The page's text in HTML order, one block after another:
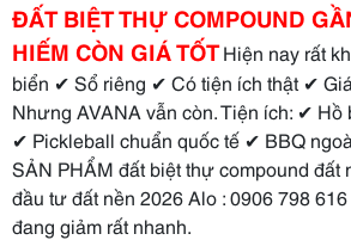
ĐẤT BIỆT THỰ COMPOUND
HIẾM CÒN GIÁ TỐTHiện nay rất
biển ✔ Sổ riêng ✔ Có tiện ích thật ✔
Nhưng AVANA vẫn còn. Tiện ích: ✔
✔ Pickleball chuẩn quốc tế ✔ BBQ
SẢN PHẨM đất biệt thự compound
đầu tư đất nền 2026 Alo : 0906 798
đang giảm rất nhanh.